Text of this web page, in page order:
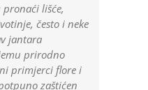
lišće,
često i neke
jantara
prirodno
primjerci flore i
zaštićen